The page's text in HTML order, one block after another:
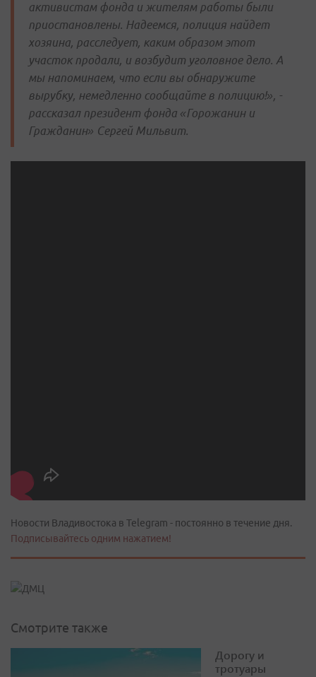
активистам фонда и жителям работы были
приостановлены. Надеемся, полиция найдет
хозяина, расследует, каким образом этот
участок продали, и возбудит уголовное дело. А
мы напоминаем, что если вы обнаружите
вырубку, немедленно сообщайте в полицию!», -
рассказал президент фонда «Горожанин и
Гражданин» Сергей Мильвит.
Новости Владивостока в Telegram - постоянно в течение дня.
Подписывайтесь одним нажатием!
Смотрите также
Дорогу и
тротуары